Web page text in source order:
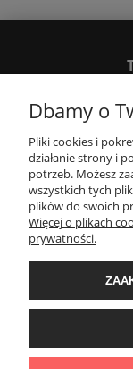
SPOSOBY
Timeforf| ul.
Dbamy o
Pliki cookies i
działanie strony i
potrzeb. Możesz
wszystkich tych
plików do swoich
Więcej o plikach
prywatności.